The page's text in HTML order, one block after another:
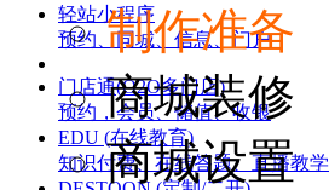
轻站小程序
预约、同城、信息、门户
门店通(O2O多门店)
预约，会员、储值、收银
EDU (在线教育)
知识付费、在线答题、直播教学
制作准备
商城装修
商城设置